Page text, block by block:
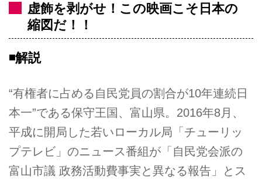
虚飾を剥がせ！この映画こそ日本の
縮図だ！！
◾️解説
“有権者に占める自民党員の割合が10年連続日
本一”である保守王国、富山県。2016年8月、
平成に開局した若いローカル局「チューリッ
プテレビ」のニュース番組が「自民党会派の
富山市議 政務活動費事実と異なる報告」とス